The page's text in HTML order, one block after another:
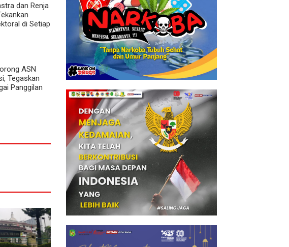
dan Renja
di Setiap
ASN
Tegaskan
Panggilan